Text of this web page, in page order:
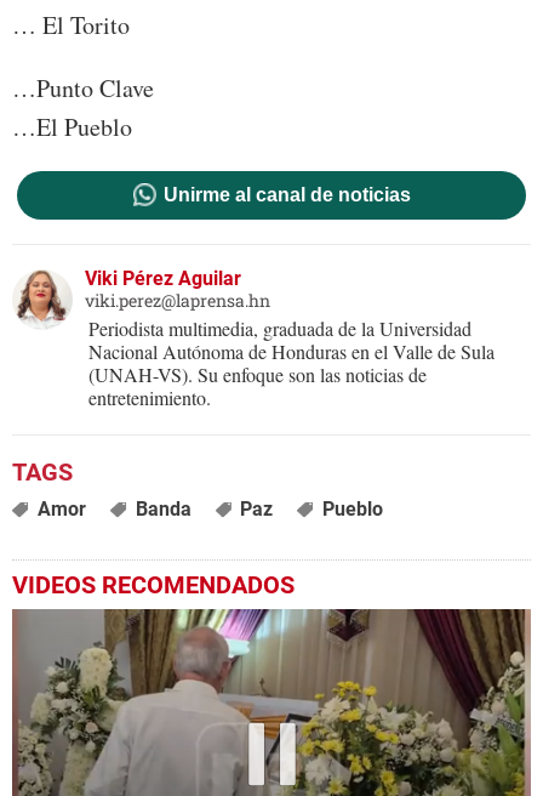
… El Torito
…Punto Clave
…El Pueblo
Unirme al canal de noticias
Viki Pérez Aguilar
viki.perez@laprensa.hn
Periodista multimedia, graduada de la Universidad
Nacional Autónoma de Honduras en el Valle de Sula
(UNAH-VS). Su enfoque son las noticias de
entretenimiento.
Amor Banda Paz Pueblo
VIDEOS RECOMENDADOS